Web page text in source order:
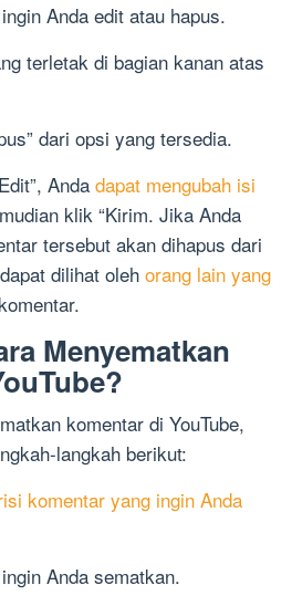
Anda edit atau hapus.
terletak di bagian kanan atas
dari opsi yang tersedia.
Anda dapat mengubah isi
klik “Kirim. Jika Anda
tersebut akan dihapus dari
dilihat olehorang lain yang
Menyematkan
komentar di YouTube,
langkah berikut:
komentar yang ingin Anda
Anda sematkan.